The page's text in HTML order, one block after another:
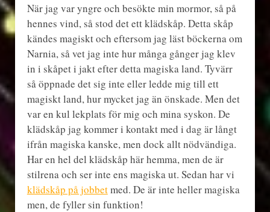
När jag var yngre och besökte min mormor, så på
hennes vind, så stod det ett klädskåp. Detta skåp
kändes magiskt och eftersom jag läst böckerna om
Narnia, så vet jag inte hur många gånger jag klev
in i skåpet i jakt efter detta magiska land. Tyvärr
så öppnade det sig inte eller ledde mig till ett
magiskt land, hur mycket jag än önskade. Men det
var en kul lekplats för mig och mina syskon. De
klädskåp jag kommer i kontakt med i dag är långt
ifrån magiska kanske, men dock allt nödvändiga.
Har en hel del klädskåp här hemma, men de är
stilrena och ser inte ens magiska ut. Sedan har vi
klädskåp på jobbetmed. De är inte heller magiska
men, de fyller sin funktion!